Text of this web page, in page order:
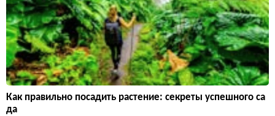
Как правильно посадить растение: секреты успешного са
да